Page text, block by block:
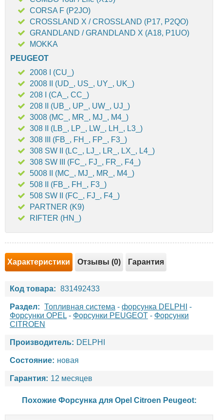
CORSA F (P2JO)
CROSSLAND X / CROSSLAND (P17, P2QO)
GRANDLAND / GRANDLAND X (A18, P1UO)
MOKKA
PEUGEOT
2008 I (CU_)
2008 II (UD_, US_, UY_, UK_)
208 I (CA_, CC_)
208 II (UB_, UP_, UW_, UJ_)
3008 (MC_, MR_, MJ_, M4_)
308 II (LB_, LP_, LW_, LH_, L3_)
308 III (FB_, FH_, FP_, F3_)
308 SW II (LC_, LJ_, LR_, LX_, L4_)
308 SW III (FC_, FJ_, FR_, F4_)
5008 II (MC_, MJ_, MR_, M4_)
508 II (FB_, FH_, F3_)
508 SW II (FC_, FJ_, F4_)
PARTNER (K9)
RIFTER (HN_)
Характеристики Отзывы (0) Гарантия
Код товара: 831492433
Раздел: Топливная система - форсунка DELPHI
-
Форсунки OPEL - Форсунки PEUGEOT - Форсунки
CITROEN
Производитель: DELPHI
Состояние: новая
Гарантия: 12 месяцев
Похожие Форсунка для Opel Citroen Peugeot: